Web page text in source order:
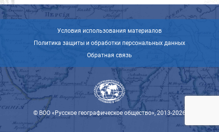
Условия использования материалов
Политика защиты и обработки персональных данных
Обратная связь
© ВОО «Русское географическое общество», 2013-2026